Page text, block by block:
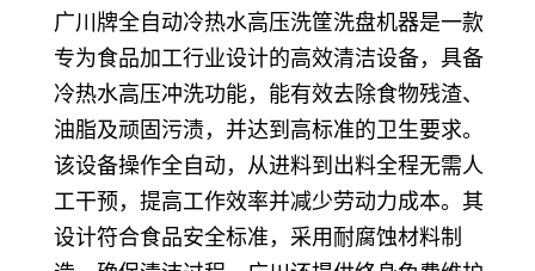
广川牌全自动冷热水高压洗筐洗盘机器是一款
专为食品加工行业设计的高效清洁设备，具备
冷热水高压冲洗功能，能有效去除食物残渣、
油脂及顽固污渍，并达到高标准的卫生要求。
该设备操作全自动，从进料到出料全程无需人
工干预，提高工作效率并减少劳动力成本。其
设计符合食品安全标准，采用耐腐蚀材料制